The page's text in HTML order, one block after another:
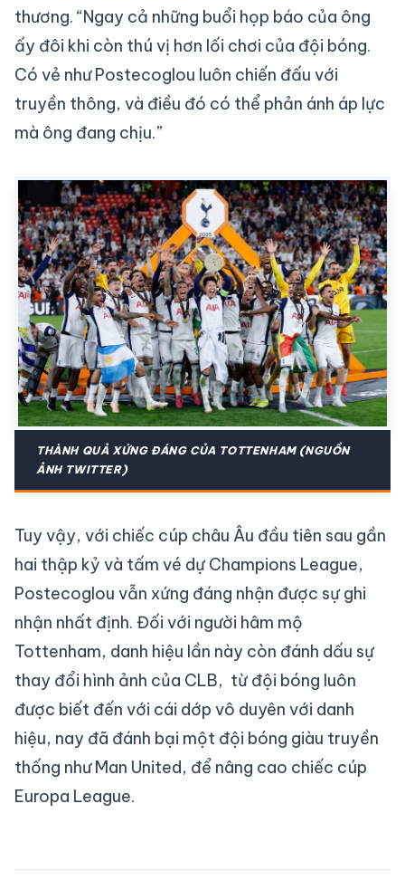
thương. “Ngay cả những buổi họp báo của ông
ấy đôi khi còn thú vị hơn lối chơi của đội bóng.
Có vẻ như Postecoglou luôn chiến đấu với
truyền thông, và điều đó có thể phản ánh áp lực
mà ông đang chịu.”
THÀNH QUẢ XỨNG ĐÁNG CỦA TOTTENHAM (NGUỒN
ẢNH TWITTER)
Tuy vậy, với chiếc cúp châu Âu đầu tiên sau gần
hai thập kỷ và tấm vé dự Champions League,
Postecoglou vẫn xứng đáng nhận được sự ghi
nhận nhất định. Đối với người hâm mộ
Tottenham, danh hiệu lần này còn đánh dấu sự
thay đổi hình ảnh của CLB, từ đội bóng luôn
được biết đến với cái dớp vô duyên với danh
hiệu, nay đã đánh bại một đội bóng giàu truyền
thống như Man United, để nâng cao chiếc cúp
Europa League.